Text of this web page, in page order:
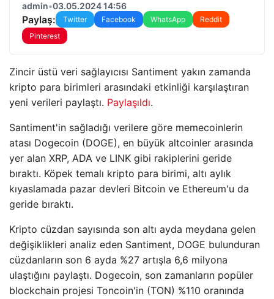
admin•03.05.2024 14:56
Paylaş: Twitter Facebook WhatsApp
Reddit
Pinterest
Zincir üstü veri sağlayıcısı Santiment yakın zamanda
kripto para birimleri arasındaki etkinliği karşılaştıran
yeni verileri paylaştı. Paylaşıldı.
Santiment'in sağladığı verilere göre memecoinlerin
atası Dogecoin (DOGE), en büyük altcoinler arasında
yer alan XRP, ADA ve LINK gibi rakiplerini geride
bıraktı. Köpek temalı kripto para birimi, altı aylık
kıyaslamada pazar devleri Bitcoin ve Ethereum'u da
geride bıraktı.
Kripto cüzdan sayısında son altı ayda meydana gelen
değişiklikleri analiz eden Santiment, DOGE bulunduran
cüzdanların son 6 ayda %27 artışla 6,6 milyona
ulaştığını paylaştı. Dogecoin, son zamanların popüler
blockchain projesi Toncoin'in (TON) %110 oranında